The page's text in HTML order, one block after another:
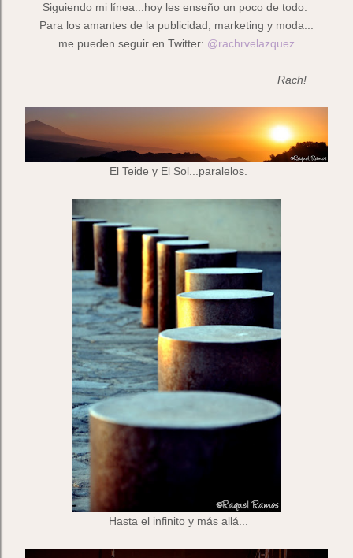
Siguiendo mi línea...hoy les enseño un poco de todo.
Para los amantes de la publicidad, marketing y moda...
me pueden seguir en Twitter: @rachrvelazquez
Rach!
El Teide y El Sol...paralelos.
Hasta el infinito y más allá...